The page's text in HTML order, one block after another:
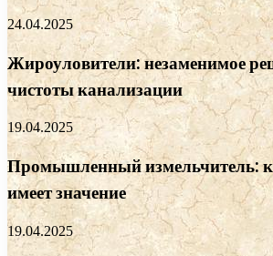
24.04.2025
Жироуловители: незаменимое
чистоты канализации
19.04.2025
Промышленный измельчитель:
имеет значение
19.04.2025